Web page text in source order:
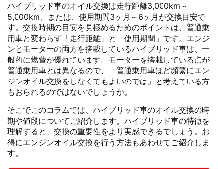
ハイブリッド車のオイル交換は走行距離3,000km～
5,000km、または、使用期間3ヶ月～6ヶ月が交換目安で
す。交換時期の目安を見極めるためのポイントは、普通乗
用車と変わらず「走行距離」と「使用期間」です。エンジ
ンとモーターの両方を搭載しているハイブリッド車は、一
般的に燃費が優れています。モーターを搭載している点が
普通乗用車とは異なるので、「普通乗用車ほど頻繁にエン
ジンオイル交換をしなくてもよいのでは」と考えている方
もおられるのではないでしょうか。
そこでこのコラムでは、ハイブリッド車のオイル交換の時
期や値段についてご紹介します。ハイブリッド車の特徴を
理解すると、交換の重要性をより実感できるでしょう。お
得にエンジンオイル交換を行う方法もあわせてご紹介しま
す。